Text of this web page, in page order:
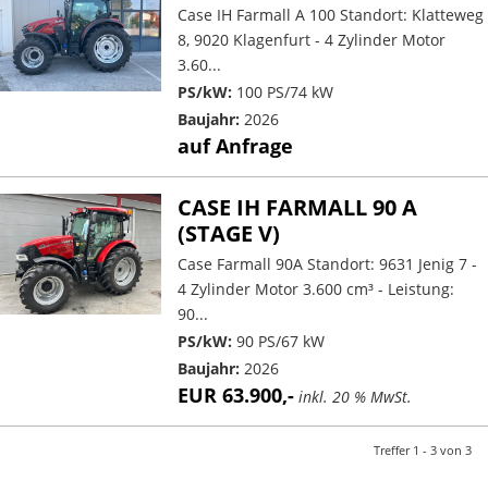
Case IH Farmall A 100 Standort: Klatteweg
8, 9020 Klagenfurt - 4 Zylinder Motor
3.60...
PS/kW: 100 PS/74 kW
Baujahr: 2026
auf Anfrage
CASE IH FARMALL 90 A
(STAGE V)
Case Farmall 90A Standort: 9631 Jenig 7 -
4 Zylinder Motor 3.600 cm³ - Leistung:
90...
PS/kW: 90 PS/67 kW
Baujahr: 2026
EUR 63.900,- inkl. 20 % MwSt.
Treffer 1 - 3 von 3